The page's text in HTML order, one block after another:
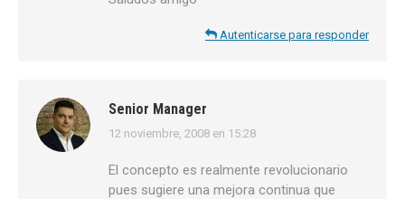
Autenticarse para responder
Senior Manager
dice:
12 noviembre, 2008 en 15:28
El concepto es realmente revolucionario
pues sugiere una mejora continua que